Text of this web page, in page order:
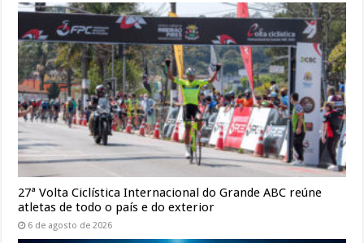
27ª Volta Ciclística Internacional do Grande ABC reúne
atletas de todo o país e do exterior
6 de agosto de 2026